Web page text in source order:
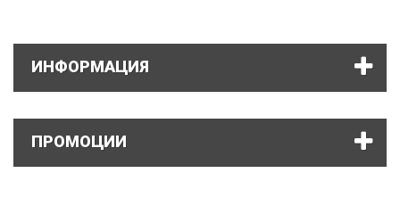
ИНФОРМАЦИЯ
ПРОМОЦИИ